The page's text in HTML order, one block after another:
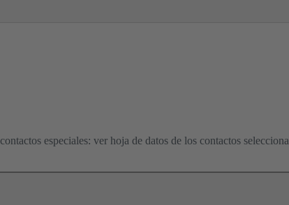
especiales: ver hoja de datos de los contactos